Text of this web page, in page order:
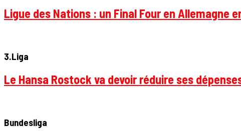
Ligue des Nations : un Final Four en Allemagne
3.Liga
Le Hansa Rostock va devoir réduire ses
Bundesliga